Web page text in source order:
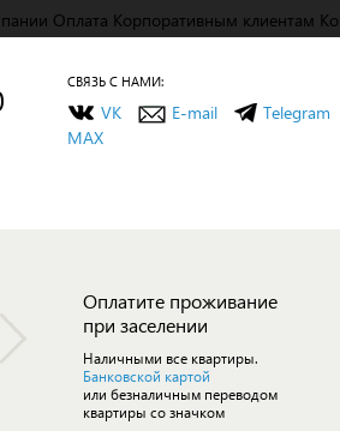
Оплата Корпоративным клиентам
СВЯЗЬ С НАМИ:
VK E-mail
Telegram
MAX
Оплатите проживание
при заселении
Наличными все квартиры.
Банковской картой
или безналичным переводом
квартиры со значком